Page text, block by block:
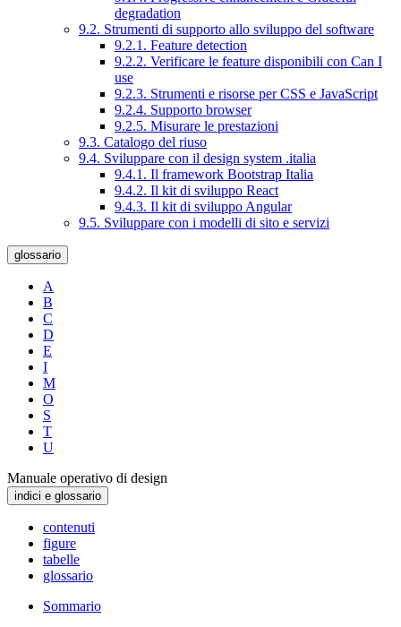
degradation
9.2. Strumenti di supporto allo sviluppo del software
9.2.1. Feature detection
9.2.2. Verificare le feature disponibili con Can I
use
9.2.3. Strumenti e risorse per CSS e JavaScript
9.2.4. Supporto browser
9.2.5. Misurare le prestazioni
9.3. Catalogo del riuso
9.4. Sviluppare con il design system .italia
9.4.1. Il framework Bootstrap Italia
9.4.2. Il kit di sviluppo React
9.4.3. Il kit di sviluppo Angular
9.5. Sviluppare con i modelli di sito e servizi
glossario
A
B
C
D
E
I
M
O
S
T
U
Manuale operativo di design
indici e glossario
contenuti
figure
tabelle
glossario
Sommario